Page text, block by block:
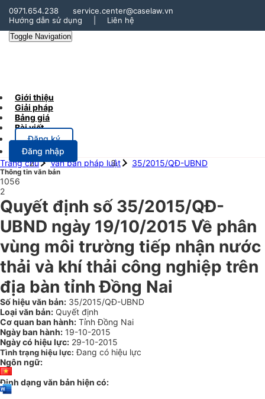
0971.654.238
service.center@caselaw.vn
Hướng dẫn sử dụng
Liên hệ
Toggle Navigation
Giới thiệu
Giải pháp
Bảng giá
Bài viết
Đăng ký
Đăng nhập
Trang chủ
Văn bản pháp luật 35/2015/QĐ-UBND
Thông tin văn bản
1056
2
Quyết định số 35/2015/QĐ-
UBND ngày 19/10/2015 Về phân
vùng môi trường tiếp nhận nước
thải và khí thải công nghiệp trên
địa bàn tỉnh Đồng Nai
Số hiệu văn bản: 35/2015/QĐ-UBND
Loại văn bản: Quyết định
Cơ quan ban hành: Tỉnh Đồng Nai
Ngày ban hành: 19-10-2015
Ngày có hiệu lực: 29-10-2015
Tình trạng hiệu lực: Đang có hiệu lực
Ngôn ngữ:
Định dạng văn bản hiện có: